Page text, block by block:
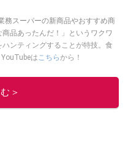
務スーパーの新商品やおすすめ商
品あったんだ！」というワクワ
ンティングすることが特技。食
YouTubeはこちらから！
オシストの他の記事を読む
＞